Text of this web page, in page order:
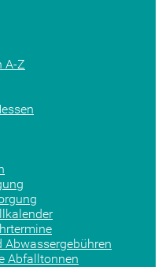
A-Z
Abwassergebühren
Abfalltonnen